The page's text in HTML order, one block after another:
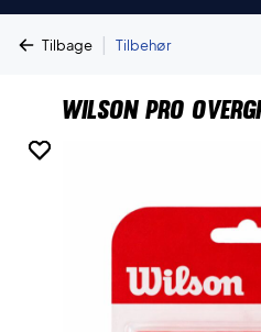
Tilbage | Tilbehør
Wilson Pro